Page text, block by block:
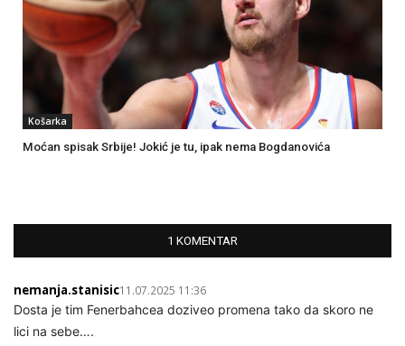
Košarka
Moćan spisak Srbije! Jokić je tu, ipak nema Bogdanovića
1 KOMENTAR
nemanja.stanisic11.07.2025 11:36
Dosta je tim Fenerbahcea doziveo promena tako da skoro ne
lici na sebe….